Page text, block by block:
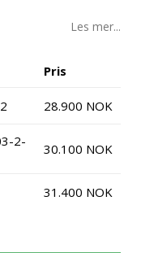
Les mer...
Pris
28.900 NOK
2-
30.100 NOK
31.400 NOK